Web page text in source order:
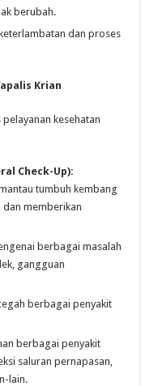
berubah.
dan proses
Krian
kesehatan
Check-Up):
tumbuh kembang
dan memberikan
berbagai masalah
gangguan
berbagai penyakit
berbagai penyakit
saluran pernapasan,
lain.